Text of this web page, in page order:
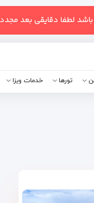
لطفا دقایقی بعد
تورها خدمات ویزا